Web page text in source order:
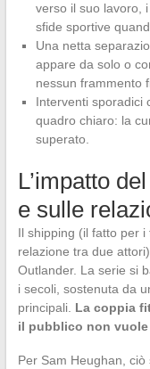
verso il suo lavoro,
sfide sportive
Una netta
appare da solo o
nessun frammento
Interventi sporadici
quadro chiaro: la
superato.
L’impatto
e sulle
Il shipping (il fatto per
relazione tra due
Outlander. La serie si
i secoli, sostenuta da
principali. La coppia
il pubblico non
Per Sam Heughan,